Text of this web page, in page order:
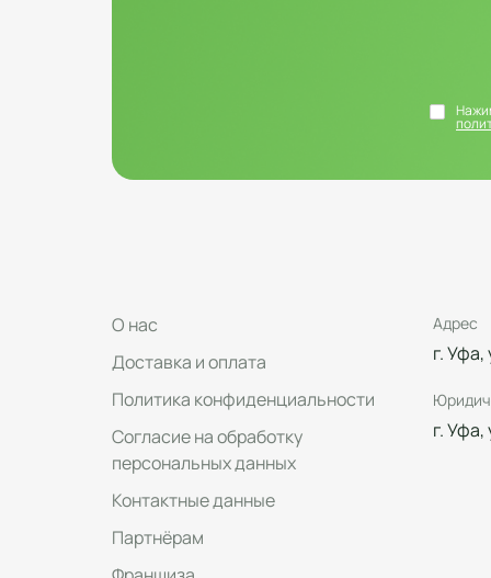
О нас
Доставка и оплата
Политика конфиденциальности
Согласие на обработку
персональных данных
Контактные данные
Партнёрам
Адрес
г.
г. Уфа,